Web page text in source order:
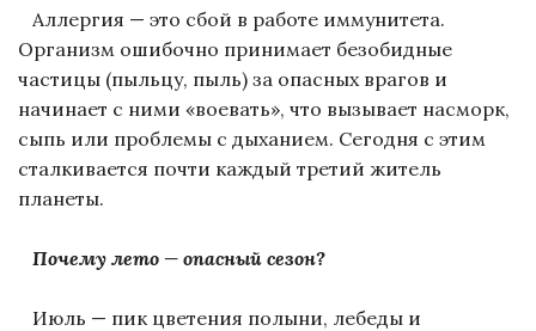
Аллергия — это сбой в работе иммунитета.
Организм ошибочно принимает безобидные
частицы (пыльцу, пыль) за опасных врагов и
начинает с ними «воевать», что вызывает насморк,
сыпь или проблемы с дыханием. Сегодня с этим
сталкивается почти каждый третий житель
планеты.
Почему лето — опасный сезон?
Июль — пик цветения полыни, лебеды и